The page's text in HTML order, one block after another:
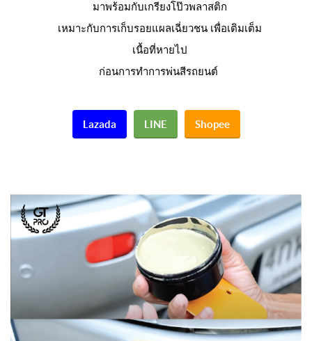
มาพร้อมกับเกรียงโป๊วพลาสติก
เหมาะกับการเก็บรอยแผลเฉี่ยวชน เพื่อเติมเต็ม
เนื้อที่หายไป
ก่อนการทำการพ่นสีรถยนต์
Lazada LINE Shopee